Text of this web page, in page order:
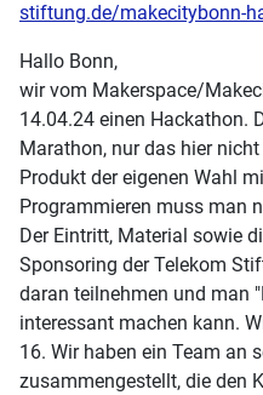
stiftung.de/makecitybonn-
Hallo Bonn,
wir vom Makerspace/
14.04.24 einen Hackathon.
Marathon, nur das hier
Produkt der eigenen Wahl
Programmieren muss man
Der Eintritt, Material sowie
Sponsoring der Telekom
daran teilnehmen und man
interessant machen kann.
16. Wir haben ein Team an
zusammengestellt, die den